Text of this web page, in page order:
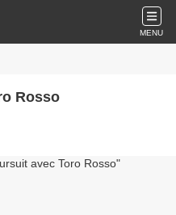
MENU
Rosso